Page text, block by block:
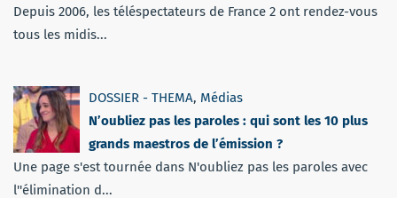
Depuis 2006, les téléspectateurs de France 2 ont rendez-vous
tous les midis...
DOSSIER - THEMA, Médias
N’oubliez pas les paroles : qui sont les 10 plus
grands maestros de l’émission ?
Une page s'est tournée dans N'oubliez pas les paroles avec
l''élimination d...